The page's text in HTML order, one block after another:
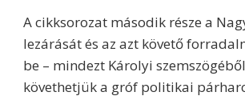
A cikksorozat második része a
lezárását és az azt követő
be – mindezt Károlyi
követhetjük a gróf politikai